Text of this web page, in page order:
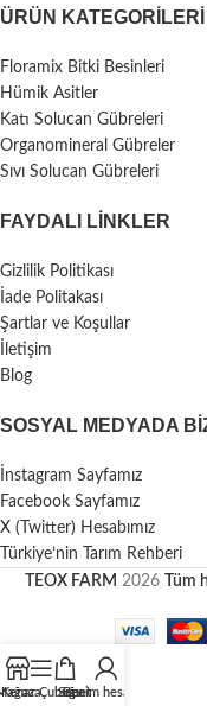
ÜRÜN KATEGORILERI
Floramix Bitki Besinleri
Hümik Asitler
Katı Solucan Gübreleri
Organomineral Gübreler
Sıvı Solucan Gübreleri
FAYDALI LİNKLER
Gizlilik Politikası
İade Politakası
Şartlar ve Koşullar
İletişim
Blog
SOSYAL MEDYADA
İnstagram Sayfamız
Facebook Sayfamız
X (Twitter) Hesabımız
Türkiye’nin Tarım Rehberi
TEOX FARM 2026 Tüm
Kenar Çubuğu
Sepet
Benim hesabım